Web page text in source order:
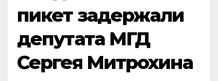
пикет задержали
депутата МГД
Сергея Митрохина